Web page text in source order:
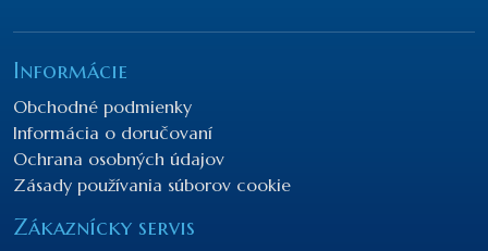
Informácie
Obchodné podmienky
Informácia o doručovaní
Ochrana osobných údajov
Zásady používania súborov cookie
Zákaznícky servis